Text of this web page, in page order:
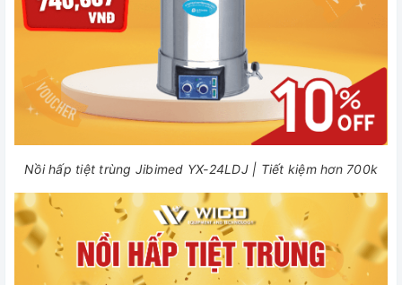
Nồi hấp tiệt trùng Jibimed YX-24LDJ | Tiết kiệm hơn 700k